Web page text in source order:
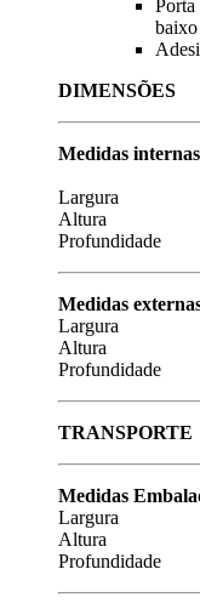
DIMENSÕES
Largura
Altura
Medidas
Largura
Altura
TRANSPORTE
Medidas
Largura
Altura